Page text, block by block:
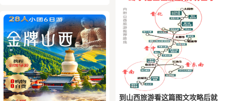
到山西旅游看这篇图文攻略后就